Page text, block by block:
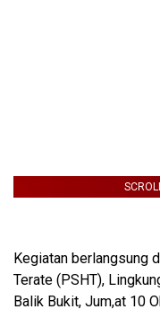
Kegiatan berlangsung
Terate (PSHT),
Balik Bukit, Jum,at 10